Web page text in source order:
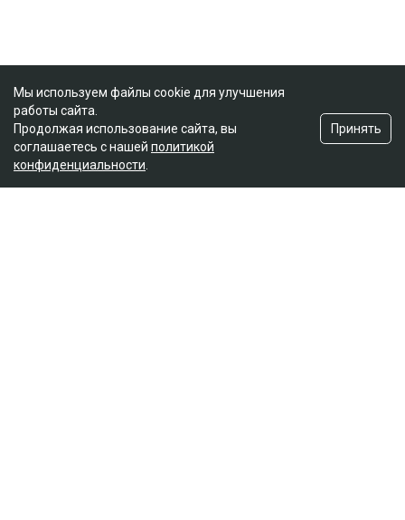
Мы используем файлы cookie для улучшения
работы сайта.
Продолжая использование сайта, вы
соглашаетесь с нашей политикой
конфиденциальности
Принять